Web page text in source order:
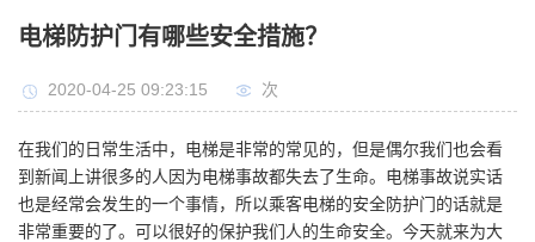
电梯防护门有哪些安全措施？
2020-04-25 09:23:15 次
在我们的日常生活中，电梯是非常的常见的，但是偶尔我们也会看
到新闻上讲很多的人因为电梯事故都失去了生命。电梯事故说实话
也是经常会发生的一个事情，所以乘客电梯的安全防护门的话就是
非常重要的了。可以很好的保护我们人的生命安全。今天就来为大